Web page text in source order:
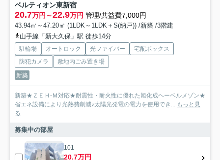
ベルティオン東新宿
20.7万円～22.9万円 管理/共益費7,000円
43.94㎡～47.20㎡ (1LDK～1LDK＋S(納戸)) /新築 /3階建
山手線「新大久保」駅 徒歩14分
駐輪場 オートロック 光ファイバー
宅配ボックス
防犯カメラ
敷地内ごみ置き場
新築
新築★ＺＥＨ-Ｍ対応★耐震性・耐火性に優れた旭化成ヘーベルメゾン★
省エネ設備により光熱費削減♪太陽光発電の電力を使用でき...
もっと見
る
募集中の部屋
101
20.7万円